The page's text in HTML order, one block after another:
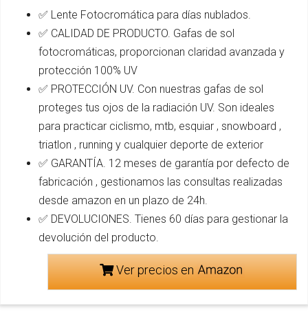
✅ Lente Fotocromática para días nublados.
✅ CALIDAD DE PRODUCTO. Gafas de sol
fotocromáticas, proporcionan claridad avanzada y
protección 100% UV
✅ PROTECCIÓN UV. Con nuestras gafas de sol
proteges tus ojos de la radiación UV. Son ideales
para practicar ciclismo, mtb, esquiar , snowboard ,
triatlon , running y cualquier deporte de exterior
✅ GARANTÍA. 12 meses de garantía por defecto de
fabricación , gestionamos las consultas realizadas
desde amazon en un plazo de 24h.
✅ DEVOLUCIONES. Tienes 60 días para gestionar la
devolución del producto.
Ver precios en